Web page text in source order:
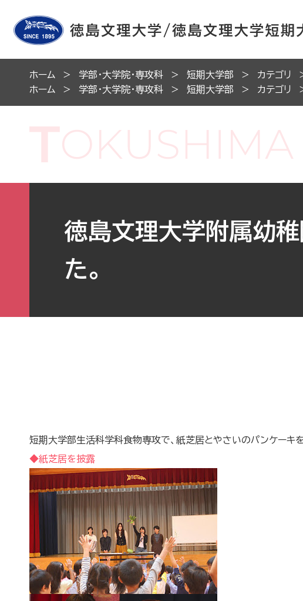
ホーム 学部・大学院・専攻科 短期大学部 カテゴリ
ホーム
学部・大学院・専攻科 短期大学部 カテゴリ
徳島文理大学附属幼
た。
短期大学部生活科学科食物専攻で、紙芝居とやさいのパンケーキ
◆紙芝居を披露